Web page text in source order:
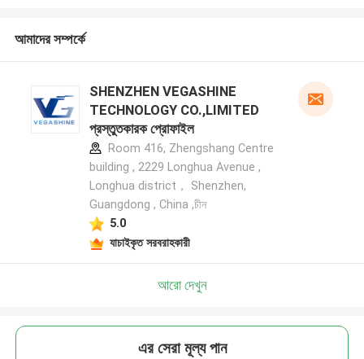
আমাদের সম্পর্কে
SHENZHEN VEGASHINE
TECHNOLOGY CO.,LIMITED
প্রস্তুতকারক প্রোফাইল
Room 416, Zhengshang Centre
building , 2229 Longhua Avenue ,
Longhua district， Shenzhen,
Guangdong , China ,চীন
5.0
যাচাইকৃত সরবরাহকারী
আরো দেখুন
এর সেরা মূল্য পান